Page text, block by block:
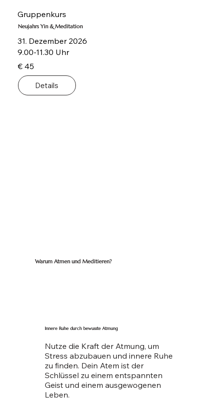
Details
Gruppenkurs
Neujahrs Yin & Meditation
31. Dezember 2026
€ 45
9.00-11.30 Uhr
Warum Atmen und Meditieren?
Nutze die Kraft der Atmung, um
Stress abzubauen und innere Ruhe
zu finden. Dein Atem ist der
Schlüssel zu einem entspannten
Geist und einem ausgewogenen
Leben.
Innere Ruhe durch bewusste Atmung